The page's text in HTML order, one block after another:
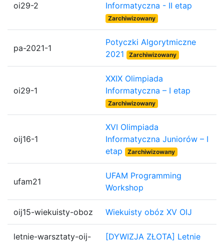
oi29-2
Informatyczna - II etap
Zarchiwizowany
pa-2021-1
Potyczki Algorytmiczne
2021
Zarchiwizowany
oi29-1
XXIX Olimpiada
Informatyczna – I etap
Zarchiwizowany
oij16-1
XVI Olimpiada
Informatyczna Juniorów – I
etap
Zarchiwizowany
ufam21
UFAM Programming
Workshop
oij15-wiekuisty-oboz Wiekuisty obóz XV OIJ
letnie-warsztaty-oij-
[DYWIZJA ZŁOTA] Letnie